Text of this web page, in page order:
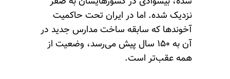
نزدیک شده. اما در ایران تحت حاکمیت
آخوندها که سابقه ساخت مدارس جدید در
آن به ۱۵۰ سال پیش می‌رسد، وضعیت از
همه عقب‌تر است.